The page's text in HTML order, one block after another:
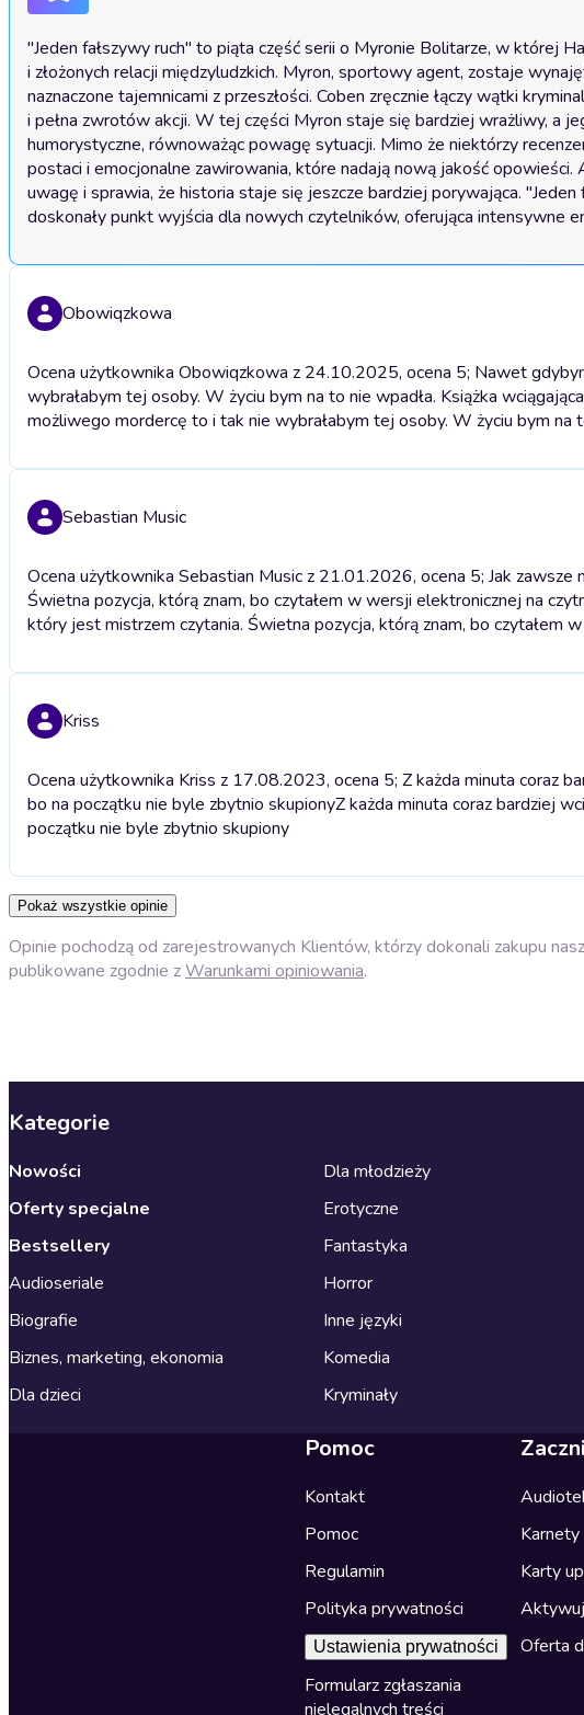
"Jeden fałszywy ruch" to piąta część serii o Myronie Bolitarze, w której
i złożonych relacji międzyludzkich. Myron, sportowy agent, zostaje
naznaczone tajemnicami z przeszłości. Coben zręcznie łączy wątki
i pełna zwrotów akcji. W tej części Myron staje się bardziej wrażliwy, a
humorystyczne, równoważąc powagę sytuacji. Mimo że niektórzy
postaci i emocjonalne zawirowania, które nadają nową jakość
uwagę i sprawia, że historia staje się jeszcze bardziej porywająca.
doskonały punkt wyjścia dla nowych czytelników, oferująca intensywne
Obowiqzkowa
Ocena użytkownika Obowiqzkowa z 24.10.2025, ocena 5; Nawet
wybrałabym tej osoby. W życiu bym na to nie wpadła. Książka
możliwego mordercę to i tak nie wybrałabym tej osoby. W życiu bym na
Sebastian Music
Ocena użytkownika Sebastian Music z 21.01.2026, ocena 5; Jak
Świetna pozycja, którą znam, bo czytałem w wersji elektronicznej na
który jest mistrzem czytania. Świetna pozycja, którą znam, bo czytałem
Kriss
Ocena użytkownika Kriss z 17.08.2023, ocena 5; Z każda minuta coraz
bo na początku nie byle zbytnio skupionyZ każda minuta coraz bardziej
początku nie byle zbytnio skupiony
Pokaż wszystkie opinie
Opinie pochodzą od zarejestrowanych Klientów, którzy dokonali zakupu
publikowane zgodnie zWarunkami opiniowania.
Kategorie
Nowości
Oferty specjalne
Bestsellery
Audioseriale
Biografie
Biznes, marketing, ekonomia
Dla dzieci
Dla młodzieży
Erotyczne
Fantastyka
Horror
Inne języki
Komedia
Kryminały
Pomoc
Kontakt
Pomoc
Regulamin
Polityka prywatności
Ustawienia prywatności
Formularz zgłaszania
nielegalnych treści
Karnety
Karty
Oferta